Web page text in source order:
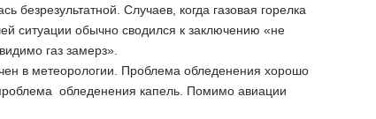
Случаев, когда газовая горелка
ситуации обычно сводился к заключению «не
газ замерз».
в метеорологии. Проблема обледенения хорошо
обледенения капель. Помимо авиации